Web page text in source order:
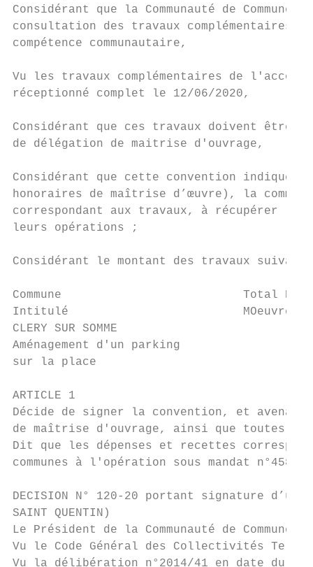
Considérant que la Communauté de
consultation des travaux complémentaires
compétence communautaire,
Vu les travaux complémentaires de l'accord
réceptionné complet le 12/06/2020,
Considérant que ces travaux doivent être
de délégation de maitrise d'ouvrage,
Considérant que cette convention
honoraires de maîtrise d’œuvre), la
correspondant aux travaux, à récupérer
leurs opérations ;
Considérant le montant des travaux
Commune                          Total HT
Intitulé                         MOeuvre)
CLERY SUR SOMME
Aménagement d'un parking
sur la place
ARTICLE 1
Décide de signer la convention, et
de maîtrise d'ouvrage, ainsi que toutes
Dit que les dépenses et recettes
communes à l'opération sous mandat n°458-
DECISION N° 120-20 portant signature
SAINT QUENTIN)
Le Président de la Communauté de Communes
Vu le Code Général des Collectivités
Vu la délibération n°2014/41 en date du